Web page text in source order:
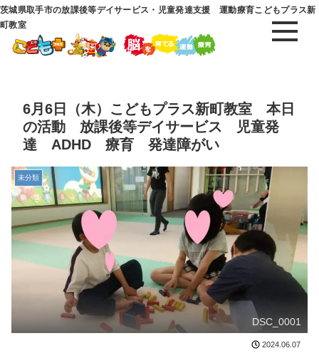
茨城県取手市の放課後等デイサービス・児童発達支援 運動療育こどもプラス新
町教室
6月6日（木）こどもプラス新町教室 本日
の活動 放課後等デイサービス 児童発
達 ADHD 療育 発達障がい
未分類
DSC_0001
2024.06.07